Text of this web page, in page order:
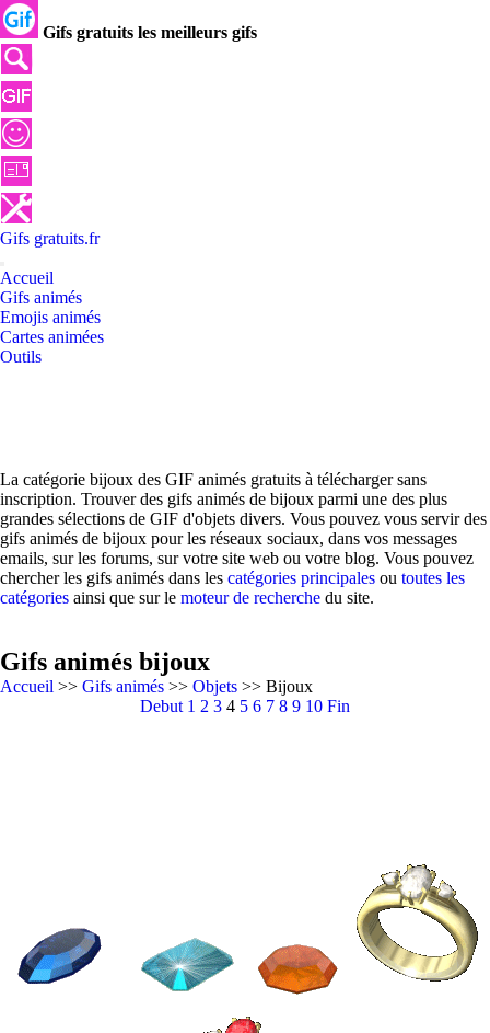
Gifs gratuits les meilleurs gifs
Gifs gratuits.fr
Accueil
Gifs animés
Emojis animés
Cartes animées
Outils
La catégorie bijoux des GIF animés gratuits à télécharger sans
inscription. Trouver des gifs animés de bijoux parmi une des plus
grandes sélections de GIF d'objets divers. Vous pouvez vous servir des
gifs animés de bijoux pour les réseaux sociaux, dans vos messages
emails, sur les forums, sur votre site web ou votre blog. Vous pouvez
chercher les gifs animés dans les catégories principales ou toutes les
catégories ainsi que sur le moteur de recherche du site.
Gifs animés bijoux
Accueil >> Gifs animés >> Objets >> Bijoux
Debut 1 2 3 4 5 6 7 8 9 10 Fin